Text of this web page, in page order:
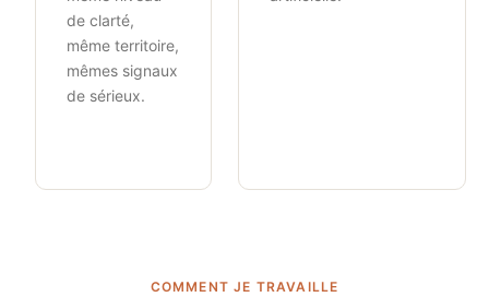
de clarté,
même territoire,
mêmes signaux
de sérieux.
COMMENT JE TRAVAILLE